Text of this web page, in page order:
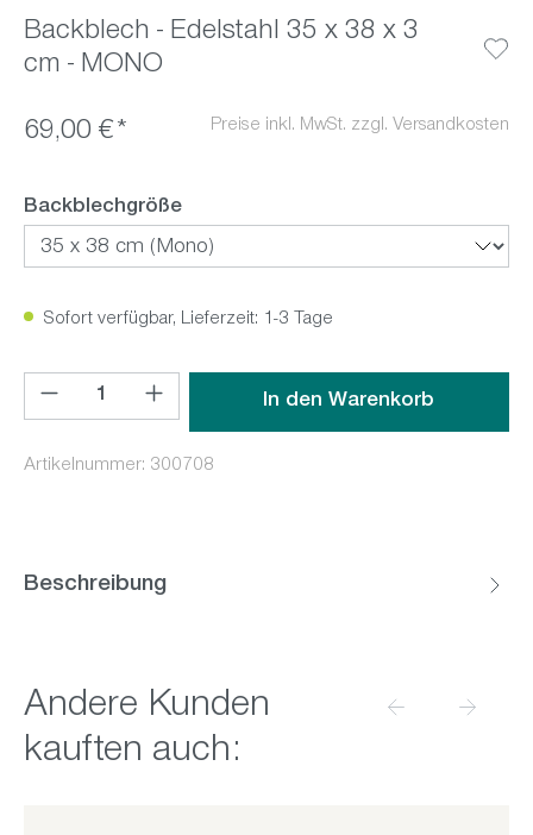
Backblech - Edelstahl 35 x 38 x 3
cm - MONO
69,00 €* Preise inkl. MwSt. zzgl. Versandkosten
Backblechgrößeauswählen
Sofort verfügbar, Lieferzeit: 1-3 Tage
Produkt Anzahl: Gib den gewünschten Wert ein oder
In den Warenkorb
Artikelnummer: 300708
Beschreibung
Produktgalerie überspringen
Andere Kunden
kauften auch: